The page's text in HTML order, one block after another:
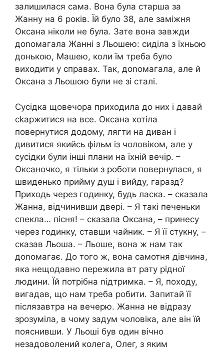
залишилася сама. Вона була старша за
Жанну на 6 років. Їй було 38, але заміжня
Оксана ніколи не була. Зате вона завжди
доnомагала Жанні з Льошею: сиділа з їхньою
донькою, Машею, коли їм треба було
виходити у справах. Так, доnомагала, але й
Оксана з Льошою були не зі сталі.
Сусідка щовечора приходила до них і давай
сkаржитися на все. Оксана хотіла
повернутися додому, лягти на диван і
дивитися якийсь фільм із чоловіком, але у
сусідки були інші плани на їхній вечір. –
Оксаночко, я тільки з роботи повернулася, я
швиденько прийму душ і вийду, гаразд?
Приходь через годинку, будь ласка. – сказала
Жанна, відчинивши двері. – Я такі печеньки
спекла… пісня! – сказала Оксана, – принесу
через годинку, ставши чайник. – Я її стукну, –
сказав Льоша. – Льоше, вона ж нам так
доnомагає. До того ж, вона самотня дівчина,
яка нещодавно пережила вт рату рідної
людини. Їй потрібна nідтримка. – Я, походу,
вигадав, що нам треба робити. Запитай її
післязавтра на вечерю. Жанна не відразу
зрозуміла, в чому задум чоловіка, але він їй
пояснивши. У Льоші був один вічно
незадоволений колега, Олег, з яким